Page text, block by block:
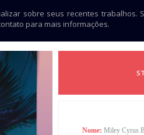
sobre seus recentes trabalhos.
para mais informações.
Nome: Miley Cyrus